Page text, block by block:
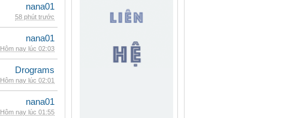
nana01
58 phút trước
nana01
Hôm nay lúc 02:03
Drograms
Hôm nay lúc 02:01
nana01
Hôm nay lúc 01:55